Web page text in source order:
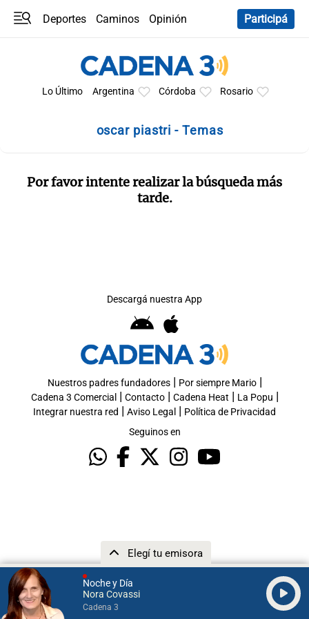
Noche y Día
Nora Covassi
Cadena 3
Elegí tu emisora
Deportes Caminos
Opinión
Participá
Lo Último Argentina Córdoba Rosario
oscar piastri - Temas
Por favor intente realizar la búsqueda más
tarde.
Descargá nuestra App
Nuestros padres fundadores| Por siempre Mario|
Cadena 3 Comercial | Contacto| Cadena Heat | La Popu |
Integrar nuestra red | Aviso Legal | Política de Privacidad
Seguinos en